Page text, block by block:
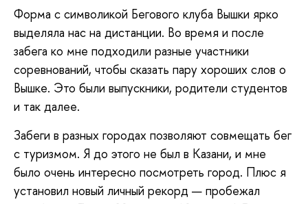
Форма с символикой Бегового клуба Вышки ярко
выделяла нас на дистанции. Во время и после
забега ко мне подходили разные участники
соревнований, чтобы сказать пару хороших слов о
Вышке. Это были выпускники, родители студентов
и так далее.
Забеги в разных городах позволяют совмещать бег
с туризмом. Я до этого не был в Казани, и мне
было очень интересно посмотреть город. Плюс я
установил новый личный рекорд — пробежал